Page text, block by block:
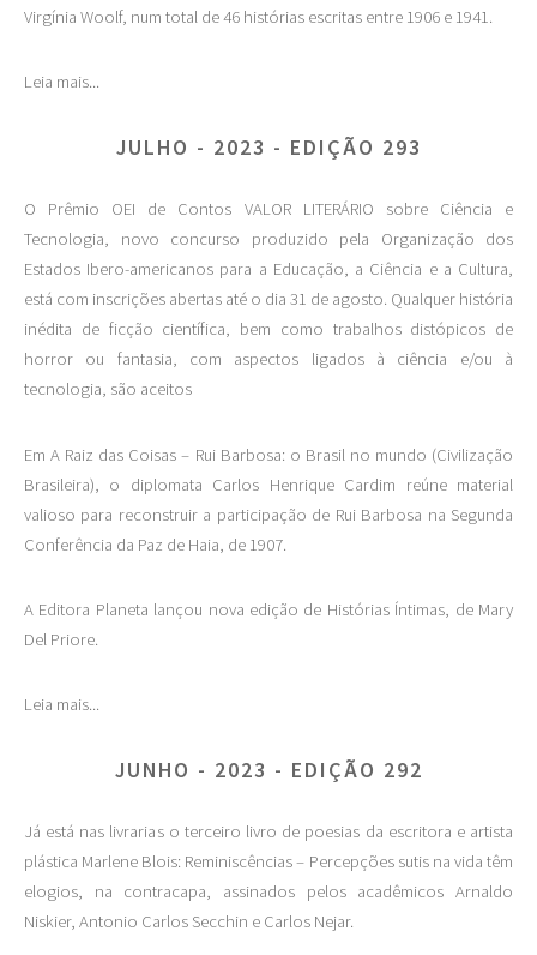
Virgínia Woolf, num total de 46 histórias escritas entre 1906 e 1941.
Leia mais...
JULHO - 2023 - EDIÇÃO 293
O Prêmio OEI de Contos VALOR LITERÁRIO sobre Ciência e
Tecnologia, novo concurso produzido pela Organização dos
Estados Ibero-americanos para a Educação, a Ciência e a Cultura,
está com inscrições abertas até o dia 31 de agosto. Qualquer história
inédita de ficção científica, bem como trabalhos distópicos de
horror ou fantasia, com aspectos ligados à ciência e/ou à
tecnologia, são aceitos
Em A Raiz das Coisas – Rui Barbosa: o Brasil no mundo (Civilização
Brasileira), o diplomata Carlos Henrique Cardim reúne material
valioso para reconstruir a participação de Rui Barbosa na Segunda
Conferência da Paz de Haia, de 1907.
A Editora Planeta lançou nova edição de Histórias Íntimas, de Mary
Del Priore.
Leia mais...
JUNHO - 2023 - EDIÇÃO 292
Já está nas livrarias o terceiro livro de poesias da escritora e artista
plástica Marlene Blois: Reminiscências – Percepções sutis na vida têm
elogios, na contracapa, assinados pelos acadêmicos Arnaldo
Niskier, Antonio Carlos Secchin e Carlos Nejar.